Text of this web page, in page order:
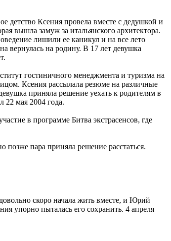
детство Ксения провела вместе с дедушкой и
вышла замуж за итальянского архитектора.
лишили ее каникул и на все лето
вернулась на родину. В 17 лет девушка
гостиничного менеджмента и туризма на
Ксения рассылала резюме на различные
приняла решение уехать к родителям в
22 мая 2004 года.
в программе Битва экстрасенсов, где
пара приняла решение расстаться.
скоро начала жить вместе, и Юрий
упорно пыталась его сохранить. 4 апреля